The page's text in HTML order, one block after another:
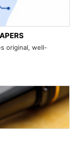
original, well-